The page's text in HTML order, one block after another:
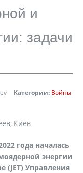
и
задачи
Категории: Войны
Киев
года началась
энергии
(JET) Управления